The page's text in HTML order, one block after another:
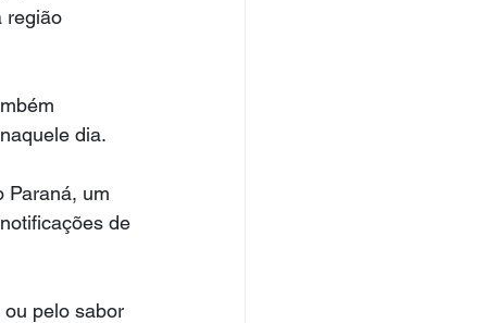
região
dia.
Paraná, um
de
pelo sabor